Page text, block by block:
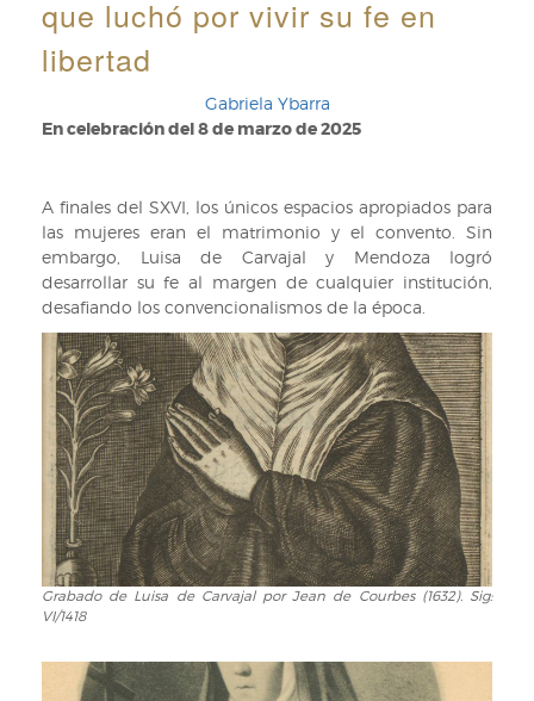
navegación
que luchó por vivir su fe en
libertad
Gabriela Ybarra
En celebración del 8 de marzo de 2025
A finales del SXVI, los únicos espacios apropiados para
las mujeres eran el matrimonio y el convento. Sin
embargo, Luisa de Carvajal y Mendoza logró
desarrollar su fe al margen de cualquier institución,
desafiando los convencionalismos de la época.
Grabado
de
Grabado de Luisa de Carvajal por Jean de Courbes (1632). Sig:
VI/1418